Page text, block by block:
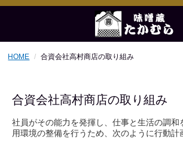
HOME 合資会社高村商店の取り組み
合資会社高村商店の取り組み
社員がその能力を発揮し、仕事と生活の調和
用環境の整備を行うため、次のように行動計